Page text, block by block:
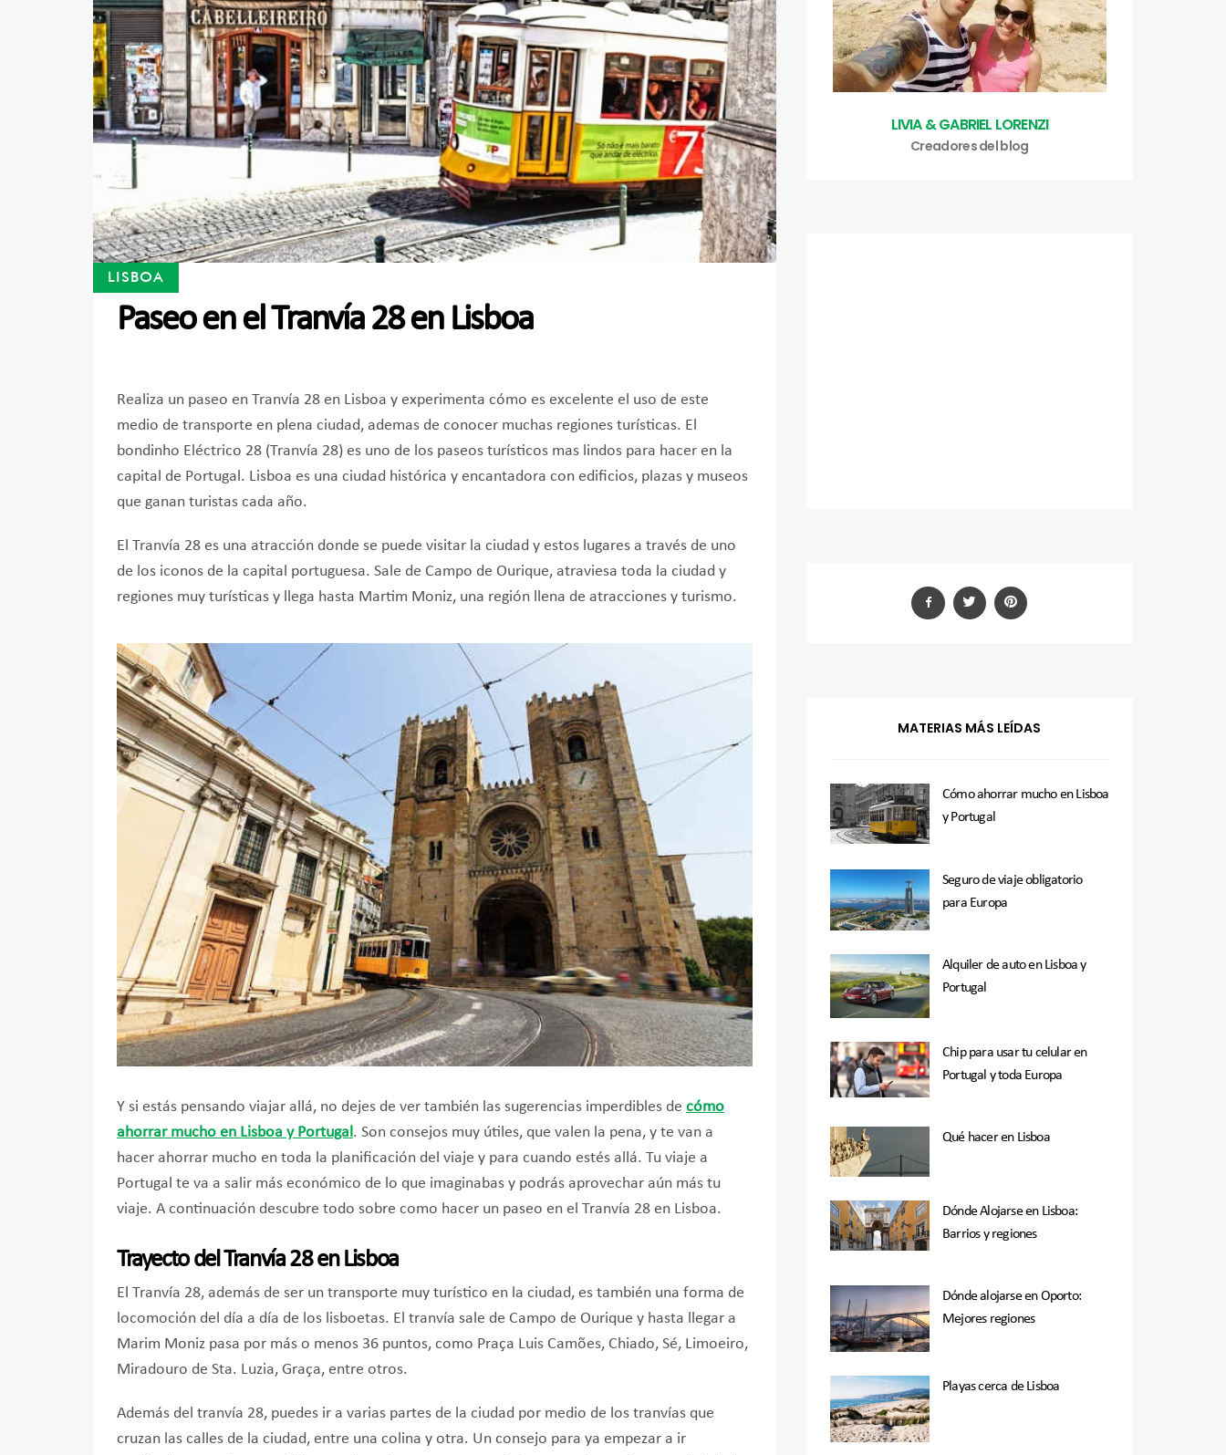
LISBOA
Paseo en el Tranvía 28 en Lisboa
Realiza un paseo en Tranvía 28 en Lisboa y experimenta cómo es excelente el uso de este
medio de transporte en plena ciudad, ademas de conocer muchas regiones turísticas. El
bondinho Eléctrico 28 (Tranvía 28) es uno de los paseos turísticos mas lindos para hacer en la
capital de Portugal. Lisboa es una ciudad histórica y encantadora con edificios, plazas y museos
que ganan turistas cada año.
El Tranvía 28 es una atracción donde se puede visitar la ciudad y estos lugares a través de uno
de los iconos de la capital portuguesa. Sale de Campo de Ourique, atraviesa toda la ciudad y
regiones muy turísticas y llega hasta Martim Moniz, una región llena de atracciones y turismo.
Y si estás pensando viajar allá, no dejes de ver también las sugerencias imperdibles de cómo
ahorrar mucho en Lisboa y Portugal. Son consejos muy útiles, que valen la pena, y te van a
hacer ahorrar mucho en toda la planificación del viaje y para cuando estés allá. Tu viaje a
Portugal te va a salir más económico de lo que imaginabas y podrás aprovechar aún más tu
viaje. A continuación descubre todo sobre como hacer un paseo en el Tranvía 28 en Lisboa.
Trayecto del Tranvía 28 en Lisboa
El Tranvía 28, además de ser un transporte muy turístico en la ciudad, es también una forma de
locomoción del día a día de los lisboetas. El tranvía sale de Campo de Ourique y hasta llegar a
Marim Moniz pasa por más o menos 36 puntos, como Praça Luis Camões, Chiado, Sé, Limoeiro,
Miradouro de Sta. Luzia, Graça, entre otros.
Además del tranvía 28, puedes ir a varias partes de la ciudad por medio de los tranvías que
cruzan las calles de la ciudad, entre una colina y otra. Un consejo para ya empezar a ir
LIVIA & GABRIEL LORENZI
Creadores del blog
MATERIAS MÁS LEÍDAS
Cómo ahorrar mucho en Lisboa
y Portugal
Seguro de viaje obligatorio
para Europa
Alquiler de auto en Lisboa y
Portugal
Chip para usar tu celular en
Portugal y toda Europa
Qué hacer en Lisboa
Dónde Alojarse en Lisboa:
Barrios y regiones
Dónde alojarse en Oporto:
Mejores regiones
Playas cerca de Lisboa